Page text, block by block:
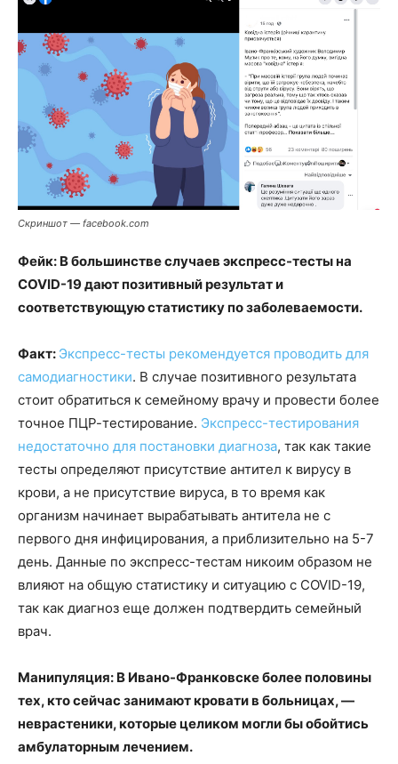
Скриншот — facebook.com
Фейк: В большинстве случаев экспресс-тесты на
COVID-19 дают позитивный результат и
соответствующую статистику по заболеваемости.
Факт: Экспресс-тесты рекомендуется проводить для
самодиагностики. В случае позитивного результата
стоит обратиться к семейному врачу и провести более
точное ПЦР-тестирование. Экспресс-тестирования
недостаточно для постановки диагноза, так как такие
тесты определяют присутствие антител к вирусу в
крови, а не присутствие вируса, в то время как
организм начинает вырабатывать антитела не с
первого дня инфицирования, а приблизительно на 5-7
день. Данные по экспресс-тестам никоим образом не
влияют на общую статистику и ситуацию с COVID-19,
так как диагноз еще должен подтвердить семейный
врач.
Манипуляция: В Ивано-Франковске более половины
тех, кто сейчас занимают кровати в больницах, —
неврастеники, которые целиком могли бы обойтись
амбулаторным лечением.